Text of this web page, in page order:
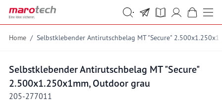
Skip to Content
Suche
Suche
Home / Selbstklebender Antirutschbelag MT "Secure"
Selbstklebender Antirutschbelag MT "Secure"
2.500x1.250x1mm, Outdoor grau
205-277011